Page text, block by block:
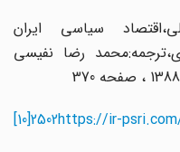
سیاسی ایران
رضا نفیسی
[10]
https://ir-
2502